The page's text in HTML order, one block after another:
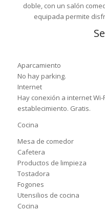
doble, con un salón
equipada permite
Aparcamiento
No hay parking.
Internet
Hay conexión a internet
establecimiento. Gratis.
Cocina
Mesa de comedor
Cafetera
Productos de limpieza
Tostadora
Fogones
Utensilios de cocina
Cocina